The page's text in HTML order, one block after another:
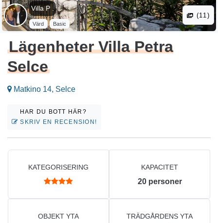
Villa P .
Värd Basic
(11)
Lägenheter Villa Petra
Selce
Matkino 14, Selce
HAR DU BOTT HÄR?
SKRIV EN RECENSION!
KATEGORISERING KAPACITET
20 personer
OBJEKT YTA TRÄDGÅRDENS YTA